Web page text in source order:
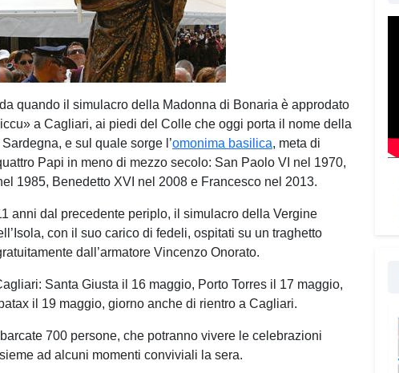
quando il simulacro della Madonna di Bonaria è approdato
a Cagliari, ai piedi del Colle che oggi porta il nome della
e sul quale sorge l’omonima basilica, meta di
Papi in meno di mezzo secolo: San Paolo VI nel 1970,
1985, Benedetto XVI nel 2008 e Francesco nel 2013.
anni dal precedente periplo, il simulacro della Vergine
con il suo carico di fedeli, ospitati su un traghetto
dall’armatore Vincenzo Onorato.
Santa Giusta il 16 maggio, Porto Torres il 17 maggio,
il 19 maggio, giorno anche di rientro a Cagliari.
700 persone, che potranno vivere le celebrazioni
ad alcuni momenti conviviali la sera.